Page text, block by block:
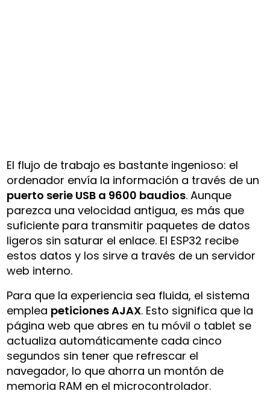
El flujo de trabajo es bastante ingenioso: el
ordenador envía la información a través de un
puerto serie USB a 9600 baudios. Aunque
parezca una velocidad antigua, es más que
suficiente para transmitir paquetes de datos
ligeros sin saturar el enlace. El ESP32 recibe
estos datos y los sirve a través de un servidor
web interno.
Para que la experiencia sea fluida, el sistema
emplea peticiones AJAX. Esto significa que la
página web que abres en tu móvil o tablet se
actualiza automáticamente cada cinco
segundos sin tener que refrescar el
navegador, lo que ahorra un montón de
memoria RAM en el microcontrolador.